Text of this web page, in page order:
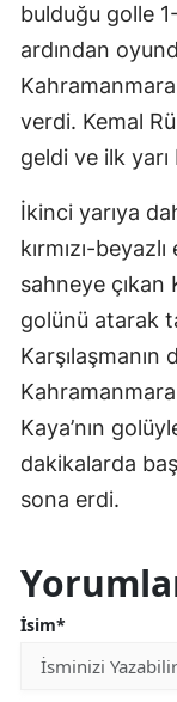
bulduğu golle
ardından
verdi. Kemal
geldi ve ilk
İkinci yarıya
kırmızı-
sahneye çıkan
golünü atarak
Kaya’nın
dakikalarda
sona erdi.
İsim*